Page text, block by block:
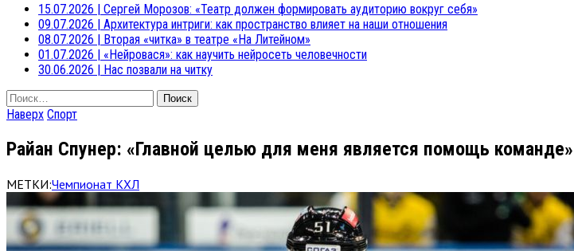
15.07.2026 | Сергей Морозов: «Театр должен формировать аудиторию вокруг себя»
09.07.2026 | Архитектура интриги: как пространство влияет на наши отношения
08.07.2026 | Вторая «читка» в театре «На Литейном»
01.07.2026 | «Нейровася»: как научить нейросеть человечности
30.06.2026 | Нас позвали на читку
Найти:
Наверх Спорт
Райан Спунер: «Главной целью для меня является помощь команде»
МЕТКИ:Чемпионат КХЛ